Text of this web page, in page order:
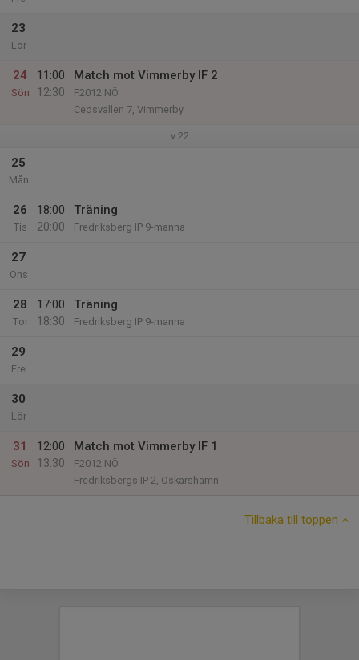
23
Lör
24
Sön
11:00
12:30
Match mot Vimmerby IF 2
F2012 NÖ
Ceosvallen 7, Vimmerby
v.22
25
Mån
26
Tis
18:00
20:00
Träning
Fredriksberg IP 9-manna
27
Ons
28
Tor
17:00
18:30
Träning
Fredriksberg IP 9-manna
29
Fre
30
Lör
31
Sön
12:00
13:30
Match mot Vimmerby IF 1
F2012 NÖ
Fredriksbergs IP 2, Oskarshamn
Tillbaka till toppen